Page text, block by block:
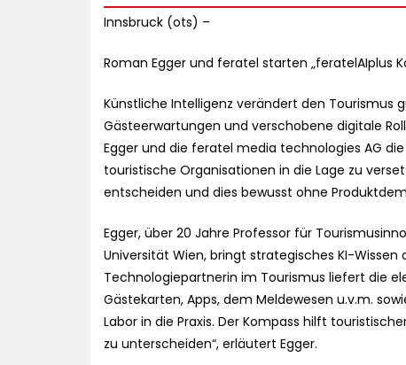
Innsbruck (ots) –
Roman Egger und feratel starten „feratelAIplus
Künstliche Intelligenz verändert den Tourismus
Gästeerwartungen und verschobene digitale
Egger und die feratel media technologies AG
touristische Organisationen in die Lage zu
entscheiden und dies bewusst ohne
Egger, über 20 Jahre Professor für
Universität Wien, bringt strategisches KI-
Technologiepartnerin im Tourismus liefert die
Gästekarten, Apps, dem Meldewesen u.v.m.
Labor in die Praxis. Der Kompass hilft
zu unterscheiden“, erläutert Egger.